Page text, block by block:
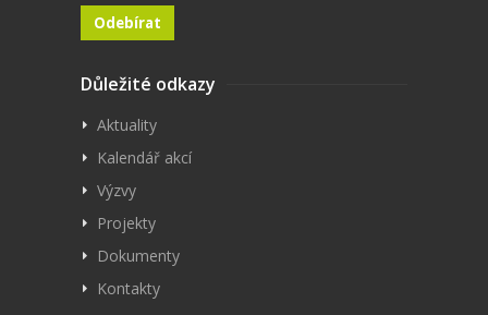
Důležité odkazy
Aktuality
Kalendář akcí
Výzvy
Projekty
Dokumenty
Kontakty